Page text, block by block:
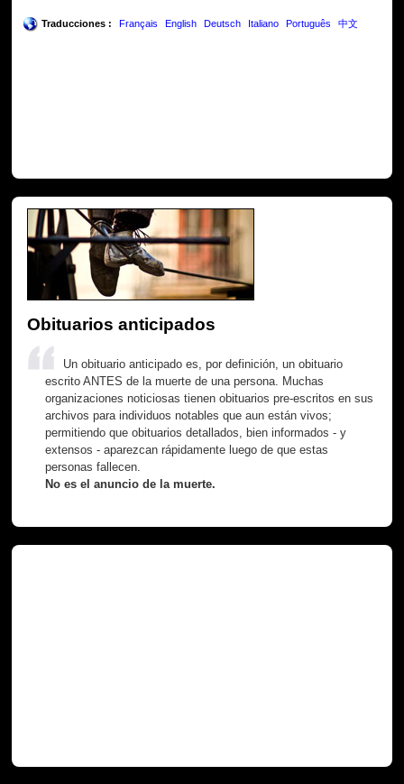
Traducciones : Français English Deutsch Italiano Português 中文
Obituarios anticipados
Un obituario anticipado es, por definición, un obituario
escrito ANTES de la muerte de una persona. Muchas
organizaciones noticiosas tienen obituarios pre-escritos en sus
archivos para individuos notables que aun están vivos;
permitiendo que obituarios detallados, bien informados - y
extensos - aparezcan rápidamente luego de que estas
personas fallecen.
No es el anuncio de la muerte.